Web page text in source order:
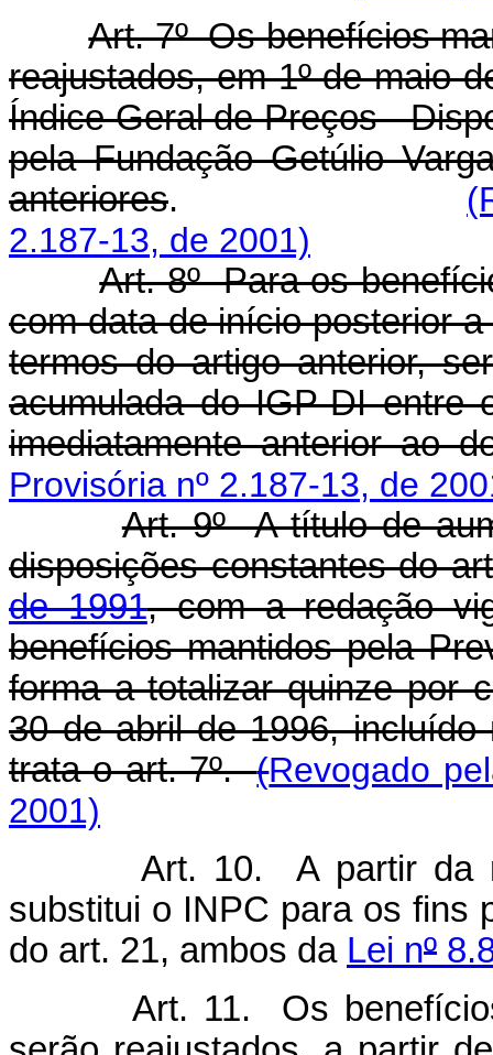
Art. 7º Os benefícios
reajustados, em 1º de maio
Índice Geral de Preços -
pela Fundação Getúlio
anteriores.
2.187-13, de 2001)
Art. 8º Para os
com data de início posterior
termos do artigo anterior,
acumulada do IGP-DI
imediatamente anterior ao
Provisória nº 2.187-13, de
Art. 9º A título de
disposições constantes do
de 1991, com a redação
benefícios mantidos pela
forma a totalizar quinze por
30 de abril de 1996,
trata o art. 7º.(Revogado
2001)
Art. 10. A partir da
substitui o INPC para os fins
do art. 21, ambos da Lei nº
Art. 11. Os